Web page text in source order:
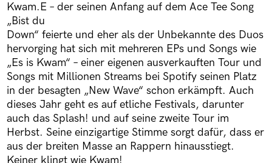
Kwam.E – der seinen Anfang auf dem Ace Tee Song
„Bist du
Down“ feierte und eher als der Unbekannte des Duos
hervorging hat sich mit mehreren EPs und Songs wie
„Es is Kwam“ – einer eigenen ausverkauften Tour und
Songs mit Millionen Streams bei Spotify seinen Platz
in der besagten „New Wave“ schon erkämpft. Auch
dieses Jahr geht es auf etliche Festivals, darunter
auch das Splash! und auf seine zweite Tour im
Herbst. Seine einzigartige Stimme sorgt dafür, dass er
aus der breiten Masse an Rappern hinausstiegt.
Keiner klingt wie Kwam!